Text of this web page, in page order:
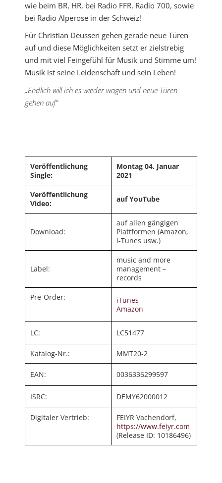
wie beim BR, HR, bei Radio FFR, Radio 700, sowie
bei Radio Alperose in der Schweiz!
Für Christian Deussen gehen gerade neue Türen
auf und diese Möglichkeiten setzt er zielstrebig
und mit viel Feingefühl für Musik und Stimme um!
Musik ist seine Leidenschaft und sein Leben!
„Endlich will ich es wieder wagen und neue Türen
gehen auf“
Veröffentlichung
Single:
Montag 04. Januar
2021
Veröffentlichung
Video:
auf YouTube
Download:
auf allen gängigen
Plattformen (Amazon,
i-Tunes usw.)
Label:
music and more
management –
records
Pre-Order:
iTunes
Amazon
LC: LC51477
Katalog-Nr.: MMT20-2
EAN: 0036336299597
ISRC: DEMY62000012
Digitaler Vertrieb:
FEIYR Vachendorf,
https://www.feiyr.com
(Release ID: 10186496)